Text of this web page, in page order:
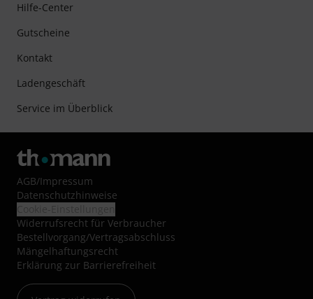
Hilfe-Center
Gutscheine
Kontakt
Ladengeschäft
Service im Überblick
AGB/Impressum
Datenschutzhinweise
Widerrufsrecht für Verbraucher
Bestellvorgang/Vertragsabschluss
Mängelhaftungsrecht
Erklärung zur Barrierefreiheit